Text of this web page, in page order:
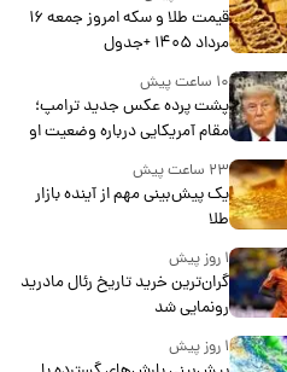
قیمت طلا و سکه امروز جمعه ۱۶
مرداد ۱۴۰۵ +جدول
۱۰ ساعت پیش
پشت پرده عکس جدید ترامپ؛
مقام آمریکایی درباره وضعیت او
۲۳ ساعت پیش
یک پیش‌بینی مهم از آینده بازار
طلا
۱ روز پیش
گران‌ترین خرید تاریخ رئال مادرید
رونمایی شد
۱ روز پیش